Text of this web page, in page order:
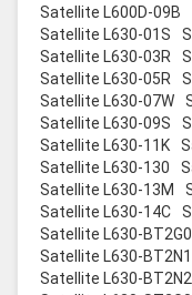
Satellite L600D-09B
Satellite L630-01S
Satellite L630-03R
Satellite L630-05R
Satellite L630-07W
Satellite L630-09S
Satellite L630-11K
Satellite L630-130
Satellite L630-13M
Satellite L630-14C
Satellite L630-
Satellite L630-
Satellite L630-